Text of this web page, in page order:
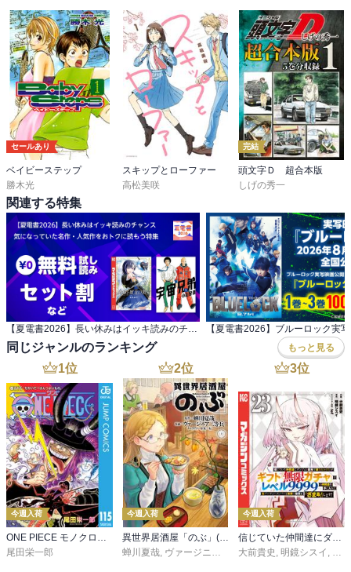
セールあり
ベイビーステップ
勝木光
スキップとローファー
高松美咲
完結
頭文字Ｄ 超合本版
しげの秀一
関連する特集
同じジャンルのランキング もっと見る
1位
今週入荷
ONE PIECE モノクロ版 115
尾田栄一郎
2位
今週入荷
異世界居酒屋「のぶ」(22)
蝉川夏哉, ヴァージニア二等兵 ,転
3位
今週入荷
信じていた仲間達にダンジョン奥地で殺されかけたがギフト『無限ガチャ』でレベル９９９９の仲間達を手に入れて元パーティーメンバーと世界に復讐＆『ざまぁ！』します！（２３）
大前貴史 , 明鏡シスイ , ｔ